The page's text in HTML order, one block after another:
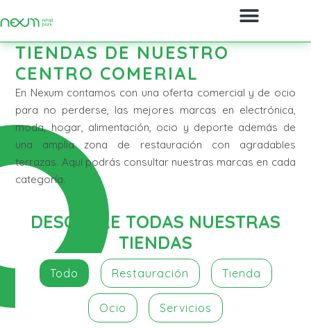
TIENDAS DE NUESTRO
CENTRO COMERIAL
En Nexum contamos con una oferta comercial y de ocio
para no perderse, las mejores marcas en electrónica,
moda, hogar, alimentación, ocio y deporte además de
una amplia zona de restauración con agradables
terrazas. Aquí podrás consultar nuestras marcas en cada
categoría.
DESCUBRE TODAS NUESTRAS
TIENDAS
Todo Restauración Tienda
Ocio Servicios